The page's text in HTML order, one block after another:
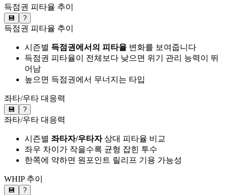
득점권 피타율 추이
💾 ?
득점권 피타율 추이
시즌별 득점권에서의 피타율 변화를 보여줍니다
득점권 피타율이 전체보다 낮으면 위기 관리 능력이 뛰
어남
높으면 득점권에서 무너지는 타입
좌타/우타 대응력
💾 ?
좌타/우타 대응력
시즌별 좌타자/우타자상대 피타율 비교
좌우 차이가 작을수록 균형 잡힌 투수
한쪽에 약하면 원포인트 릴리프 기용 가능성
WHIP 추이
💾 ?